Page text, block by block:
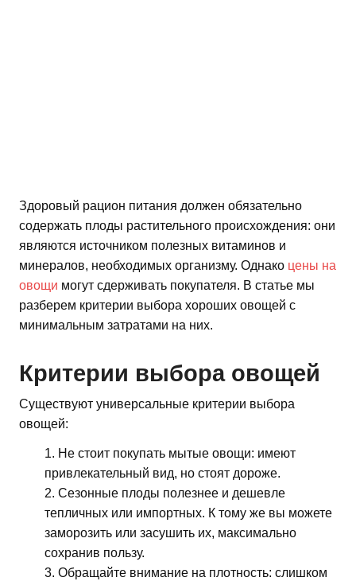
Здоровый рацион питания должен обязательно
содержать плоды растительного происхождения: они
являются источником полезных витаминов и
минералов, необходимых организму. Однако цены на
овощи могут сдерживать покупателя. В статье мы
разберем критерии выбора хороших овощей с
минимальным затратами на них.
Критерии выбора овощей
Существуют универсальные критерии выбора
овощей:
Не стоит покупать мытые овощи: имеют
привлекательный вид, но стоят дороже.
Сезонные плоды полезнее и дешевле
тепличных или импортных. К тому же вы можете
заморозить или засушить их, максимально
сохранив пользу.
Обращайте внимание на плотность: слишком